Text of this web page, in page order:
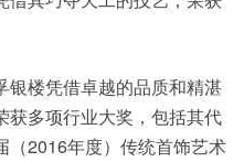
银楼凭借卓越的品质和精湛
获多项行业大奖，包括其代
（2016年度）传统首饰艺术